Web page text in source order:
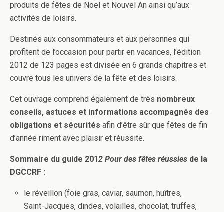
produits de fêtes de Noël et Nouvel An ainsi qu’aux
activités de loisirs.
Destinés aux consommateurs et aux personnes qui
profitent de l’occasion pour partir en vacances, l’édition
2012 de 123 pages est divisée en 6 grands chapitres et
couvre tous les univers de la fête et des loisirs.
Cet ouvrage comprend également de très nombreux
conseils, astuces et informations accompagnés des
obligations et sécurités afin d’être sûr que fêtes de fin
d’année riment avec plaisir et réussite.
Sommaire du guide 2012 Pour des fêtes réussies de la
DGCCRF :
le réveillon (foie gras, caviar, saumon, huîtres,
Saint-Jacques, dindes, volailles, chocolat, truffes,